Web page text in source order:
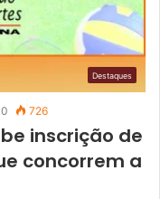
Destaques
0 726
inscrição de
concorrem a